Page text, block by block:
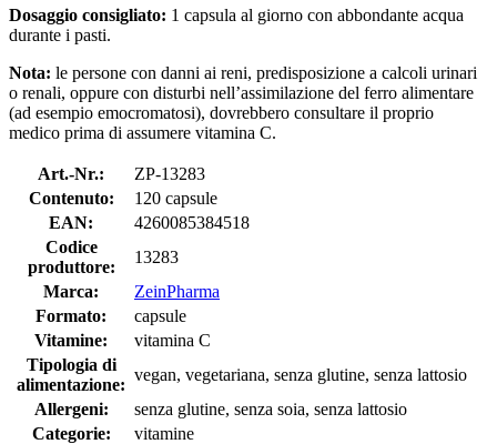
Dosaggio consigliato: 1 capsula al giorno con abbondante acqua
durante i pasti.
Nota: le persone con danni ai reni, predisposizione a calcoli urinari
o renali, oppure con disturbi nell’assimilazione del ferro alimentare
(ad esempio emocromatosi), dovrebbero consultare il proprio
medico prima di assumere vitamina C.
Art.-Nr.:
ZP-13283
Contenuto:
120 capsule
EAN:
4260085384518
Codice
produttore:
13283
Marca:
ZeinPharma
Formato:
capsule
Vitamine:
vitamina C
Tipologia di
alimentazione:
vegan, vegetariana, senza glutine, senza lattosio
Allergeni:
senza glutine, senza soia, senza lattosio
Categorie:
vitamine